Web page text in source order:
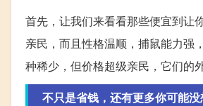
首先，让我们来看看那些便宜到让
亲民，而且性格温顺，捕鼠能力
种稀少，但价格超级亲民，它们的
不只是省钱，还有更多你可能